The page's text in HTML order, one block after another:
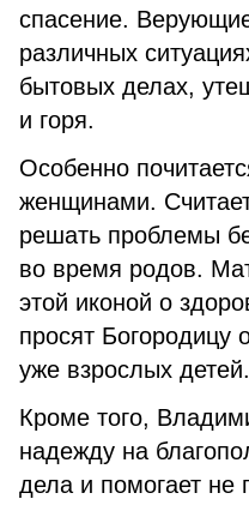
спасение.
различных
бытовых делах,
и горя.
Особенно
женщинами.
решать проблемы
во время родов.
этой иконой о
просят Богородицу
уже взрослых детей.
Кроме того,
надежду на
дела и помогает не